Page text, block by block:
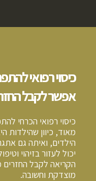
כיסוי רפואי
אפשר לקבל
כיסוי רפואי הכרחי
מאוד, כיוון שהילדות
הילדים, ואיתה גם
יכול לעזור בזיהוי
הקריאה לקבל החזרים
מוצדקת וחשובה.